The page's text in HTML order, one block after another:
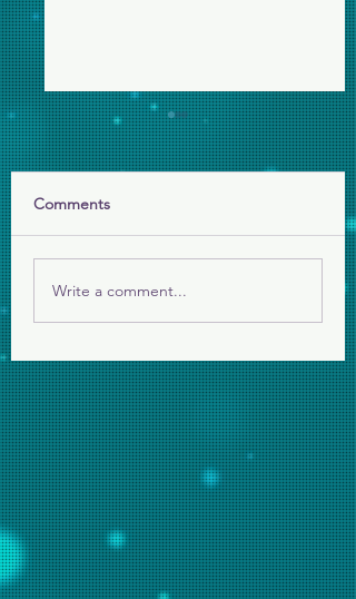
願祢的國降臨
Comments
Write a comment...